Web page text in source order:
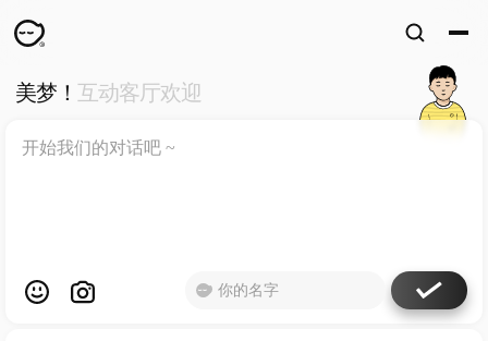
WKUN HOME
ABOUT ME
美梦！ 互动客厅欢迎